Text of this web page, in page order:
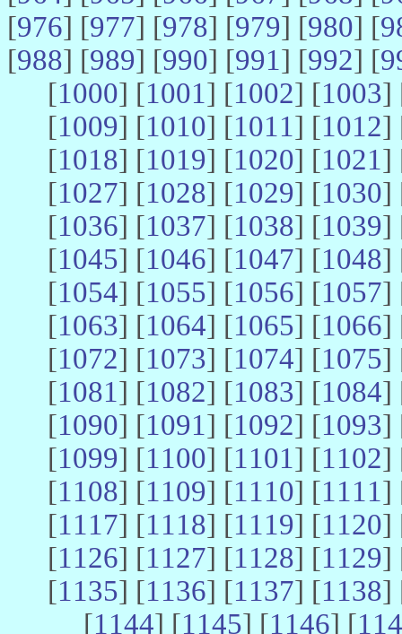
[976] [977] [978] [979] [980] [
[988] [989] [990] [991] [992] [
[1000] [1001] [1002] [1003]
[1009] [1010] [1011] [1012]
[1018] [1019] [1020] [1021]
[1027] [1028] [1029] [1030]
[1036] [1037] [1038] [1039]
[1045] [1046] [1047] [1048]
[1054] [1055] [1056] [1057]
[1063] [1064] [1065] [1066]
[1072] [1073] [1074] [1075]
[1081] [1082] [1083] [1084]
[1090] [1091] [1092] [1093]
[1099] [1100] [1101] [1102]
[1108] [1109] [1110] [1111]
[1117] [1118] [1119] [1120]
[1126] [1127] [1128] [1129]
[1135] [1136] [1137] [1138]
[1144] [1145] [1146] [